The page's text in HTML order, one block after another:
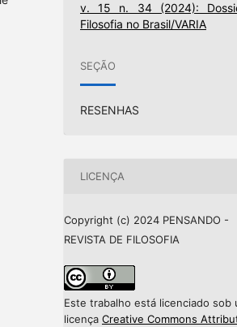
v. 15 n. 34 (2024):
Filosofia no Brasil/VARIA
SEÇÃO
RESENHAS
LICENÇA
Copyright (c) 2024 PENSANDO -
REVISTA DE FILOSOFIA
Este trabalho está licenciado sob
licença Creative Commons